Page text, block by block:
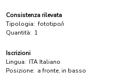
Consistenza rilevata
Tipologia: fototipo/i
Quantità: 1
Iscrizioni
Lingua: ITA Italiano
Posizione: a fronte, in basso